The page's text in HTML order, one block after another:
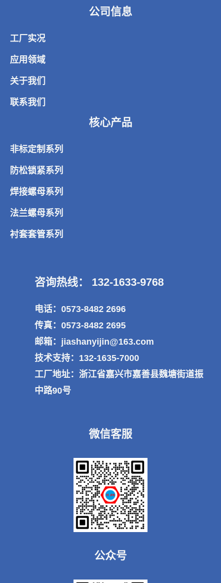
公司信息
工厂实况
应用领域
关于我们
联系我们
核心产品
非标定制系列
防松锁紧系列
焊接螺母系列
法兰螺母系列
衬套套管系列
咨询热线： 132-1633-9768
电话：0573-8482 2696
传真：0573-8482 2695
邮箱：jiashanyijin@163.com
技术支持：132-1635-7000
工厂地址：浙江省嘉兴市嘉善县魏塘街道振
中路90号
微信客服
公众号